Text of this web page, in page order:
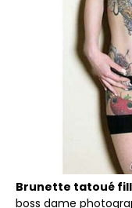
Brunette tatoué
boss dame